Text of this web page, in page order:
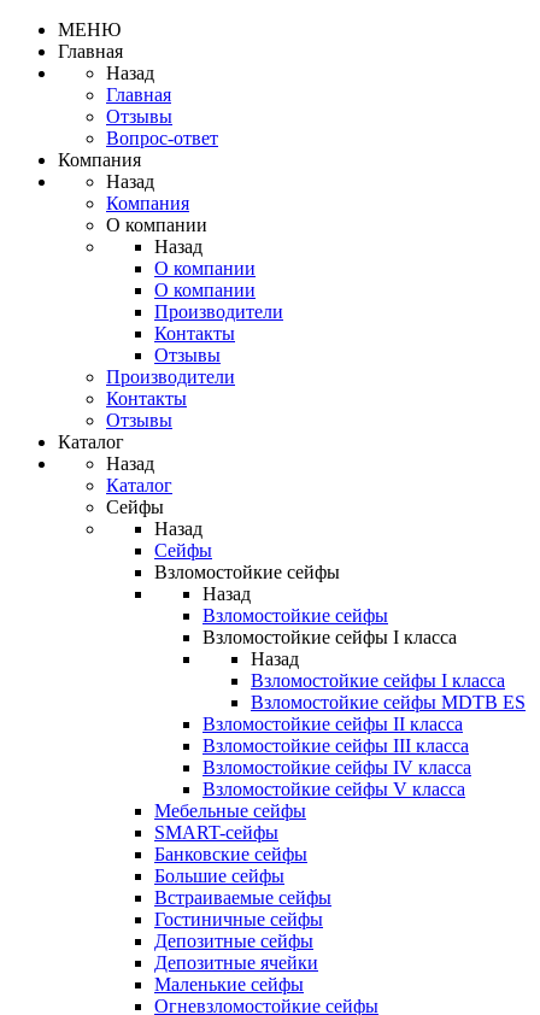
МЕНЮ
Главная
Назад
Главная
Отзывы
Вопрос-ответ
Компания
Назад
Компания
О компании
Назад
О компании
О компании
Производители
Контакты
Отзывы
Производители
Контакты
Отзывы
Каталог
Назад
Каталог
Сейфы
Назад
Сейфы
Взломостойкие сейфы
Назад
Взломостойкие сейфы
Взломостойкие сейфы I класса
Назад
Взломостойкие сейфы I класса
Взломостойкие сейфы MDTB ES
Взломостойкие сейфы II класса
Взломостойкие сейфы III класса
Взломостойкие сейфы IV класса
Взломостойкие сейфы V класса
Мебельные сейфы
SMART-сейфы
Банковские сейфы
Большие сейфы
Встраиваемые сейфы
Гостиничные сейфы
Депозитные сейфы
Депозитные ячейки
Маленькие сейфы
Огневзломостойкие сейфы